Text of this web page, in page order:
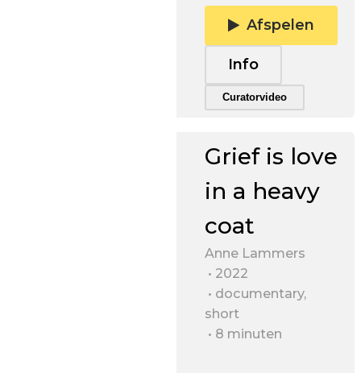
Afspelen
Info
Curatorvideo
Grief is love
in a heavy
coat
Anne Lammers
2022
documentary,
short
8 minuten